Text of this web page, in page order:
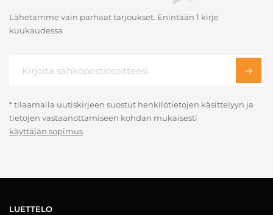
Lähetämme vain parhaat tarjoukset. Enintään 1 kirje
kuukaudessa
* tilaamalla uutiskirjeen suostut henkilötietojen käsittelyyn ja
tietojen vastaanottamiseen kohdan mukaisesti
käyttäjän sopimus
LUETTELO